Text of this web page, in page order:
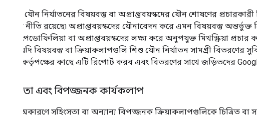
শিশুদের যৌন নির্যাতনের বিষয়বস্তু বা অপ্রাপ্তবয়স্কদের যৌন শোষণের
টলারেন্স নীতি রয়েছে৷ অপ্রাপ্তবয়স্কদের যৌনাবেদন করে এমন বিষয়বস্তু
যেগুলি পেডোফিলিয়া বা অপ্রাপ্তবয়স্কদের লক্ষ্য করে অনুপযুক্ত মিথস্ক্রিয়া
আমরা যদি বিষয়বস্তু বা ক্রিয়াকলাপগুলি শিশু যৌন নির্যাতন সামগ্রী বিতরণের
যথাযথ কর্তৃপক্ষের কাছে এটি রিপোর্ট করব এবং বিতরণের সাথে জড়িতদের
সহিংসতা এবং বিপজ্জনক কার্যকলাপ
আমরা অকারণে সহিংসতা বা অন্যান্য বিপজ্জনক ক্রিয়াকলাপগুলিকে চিত্রিত